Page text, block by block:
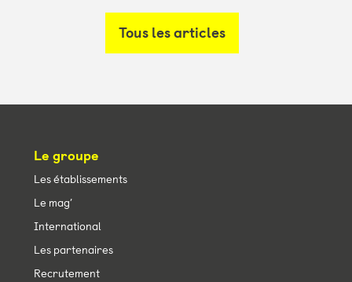
Tous les articles
Le groupe
Les établissements
Le mag’
International
Les partenaires
Recrutement